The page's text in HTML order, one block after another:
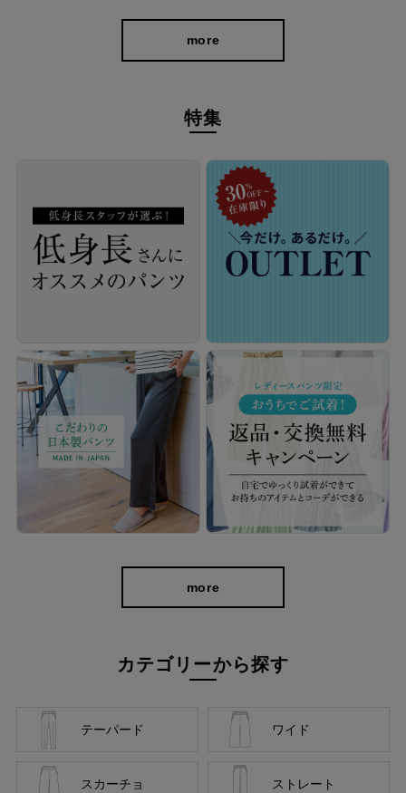
夏こそ、ストレートで差がつく
すとんと落ちるストレートラインが、シンプルなのに洗練された
印象に。麻の清涼感と軽やかなシルエットで、夏のおしゃれに品
よく映える一本。
more
特集
more
カテゴリーから探す
テーパード ワイド
スカーチョ ストレート